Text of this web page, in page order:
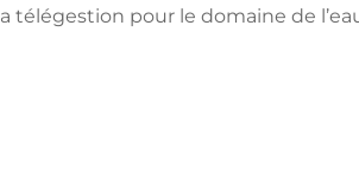
télégestion pour le domaine de